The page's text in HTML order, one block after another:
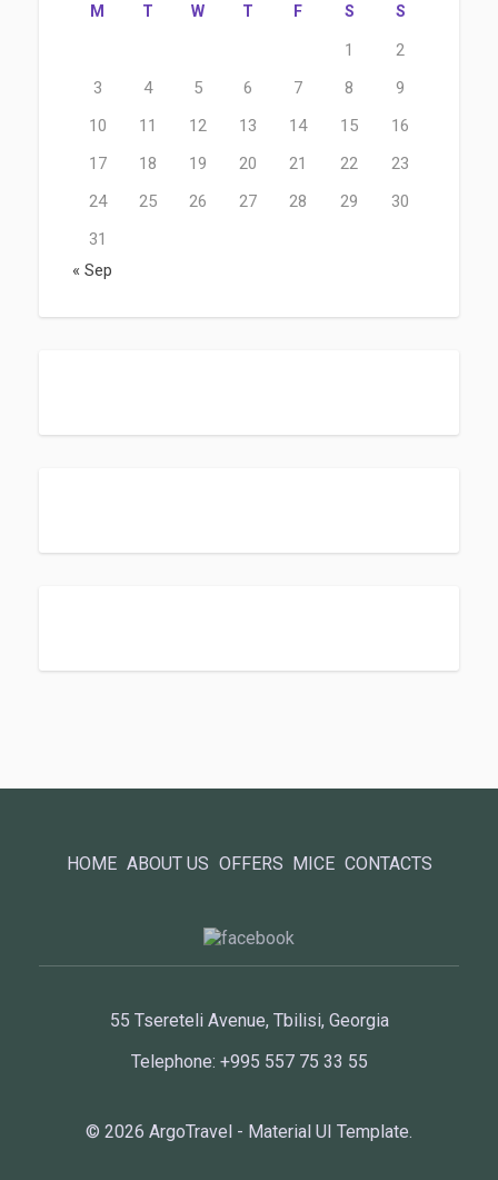
M T W T F S S
1
2
3
4 5 6 7 8
9
10
11 12 13 14 15
16
17
18 19 20 21 22
23
24
25 26 27 28 29
30
31
« Sep
HOME ABOUT US OFFERS MICE CONTACTS
55 Tsereteli Avenue, Tbilisi, Georgia
Telephone: +995 557 75 33 55
© 2026 ArgoTravel - Material UI Template.